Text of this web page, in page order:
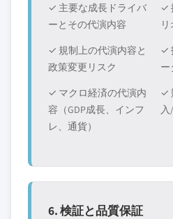
✓ 主要な成長ドライバ
ーとその代演内容
✓
リ
✓ 規制上の代演内容と
政策変更リスク
✓
ー
✓ マクロ経済の代演内
容（GDP成長、インフ
レ、通貨）
✓
6. 検証と品質保証